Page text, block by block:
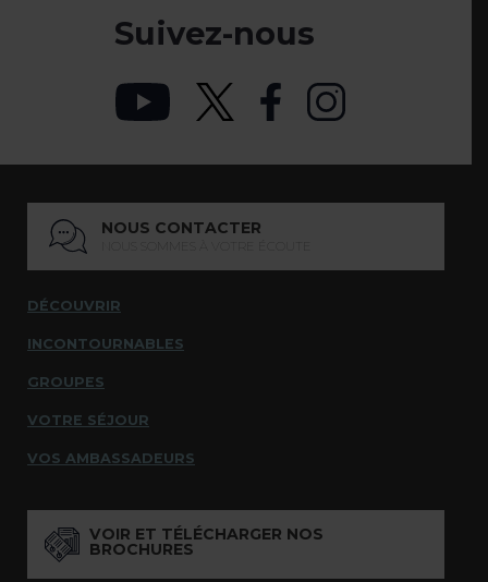
Suivez-nous
NOUS CONTACTER
DÉCOUVRIR
INCONTOURNABLES
GROUPES
VOTRE SÉJOUR
VOS AMBASSADEURS
VOIR ET TÉLÉCHARGER NOS
BROCHURES